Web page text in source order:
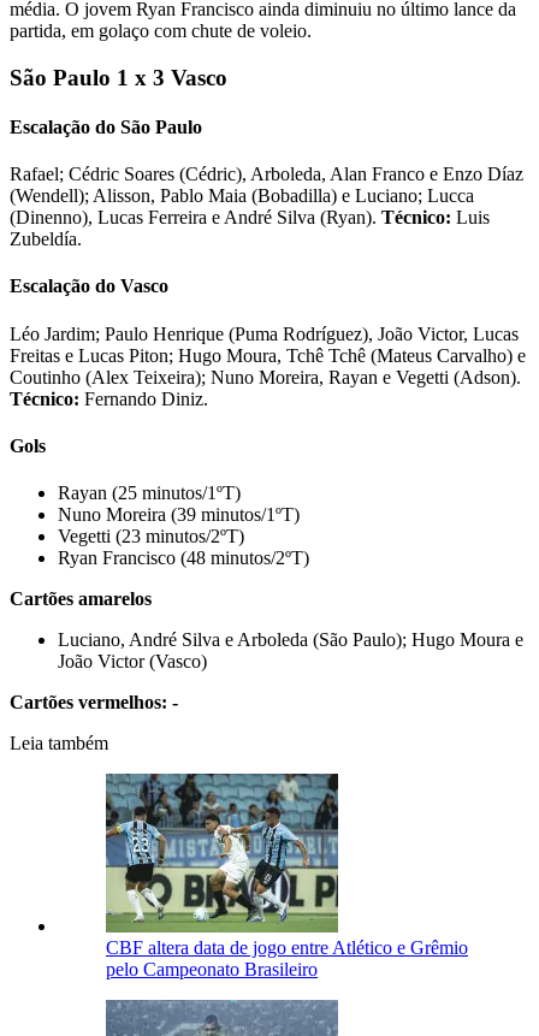
média. O jovem Ryan Francisco ainda diminuiu no último lance da
partida, em golaço com chute de voleio.
São Paulo 1 x 3 Vasco
Escalação do São Paulo
Rafael; Cédric Soares (Cédric), Arboleda, Alan Franco e Enzo Díaz
(Wendell); Alisson, Pablo Maia (Bobadilla) e Luciano; Lucca
(Dinenno), Lucas Ferreira e André Silva (Ryan). Técnico: Luis
Zubeldía.
Escalação do Vasco
Léo Jardim; Paulo Henrique (Puma Rodríguez), João Victor, Lucas
Freitas e Lucas Piton; Hugo Moura, Tchê Tchê (Mateus Carvalho) e
Coutinho (Alex Teixeira); Nuno Moreira, Rayan e Vegetti (Adson).
Técnico: Fernando Diniz.
Gols
Rayan (25 minutos/1ºT)
Nuno Moreira (39 minutos/1ºT)
Vegetti (23 minutos/2ºT)
Ryan Francisco (48 minutos/2ºT)
Cartões amarelos
Luciano, André Silva e Arboleda (São Paulo); Hugo Moura e
João Victor (Vasco)
Cartões vermelhos: -
Leia também
CBF altera data de jogo entre Atlético e Grêmio
pelo Campeonato Brasileiro